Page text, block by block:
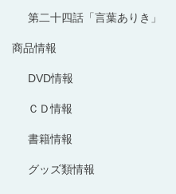
第二十四話「言葉ありき」
商品情報
DVD情報
ＣＤ情報
書籍情報
グッズ類情報